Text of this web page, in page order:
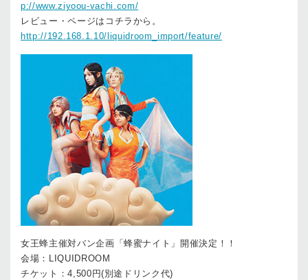
p://www.ziyoou-vachi.com/
レビュー・ページはコチラから。
http://192.168.1.10/liquidroom_import/feature/
女王蜂主催対バン企画「蜂蜜ナイト」開催決定！！
会場：LIQUIDROOM
チケット：4,500円(別途ドリンク代)